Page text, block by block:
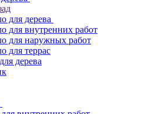
для дерева
для внутренних работ
для наружных работ
для террас
дерева